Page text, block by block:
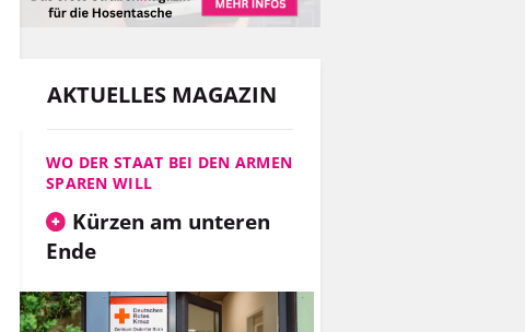
AKTUELLES MAGAZIN
WO DER STAAT BEI DEN ARMEN
SPAREN WILL
Kürzen am unteren
Ende